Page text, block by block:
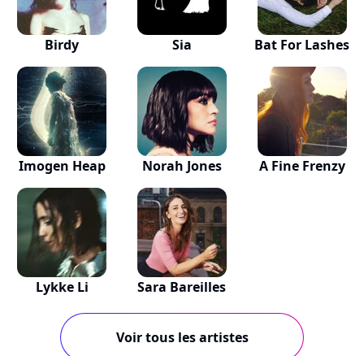
Birdy Sia Bat For Lashes
Imogen Heap Norah Jones A Fine Frenzy
Lykke Li Sara Bareilles
Voir tous les artistes